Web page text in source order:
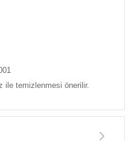
ile temizlenmesi önerilir.